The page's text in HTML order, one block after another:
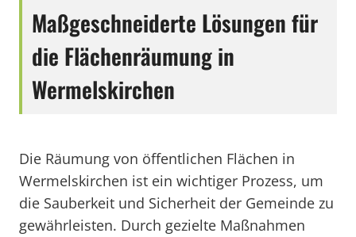
Maßgeschneiderte Lösungen für
die Flächenräumung in
Wermelskirchen
Die Räumung von öffentlichen Flächen in
Wermelskirchen ist ein wichtiger Prozess, um
die Sauberkeit und Sicherheit der Gemeinde zu
gewährleisten. Durch gezielte Maßnahmen